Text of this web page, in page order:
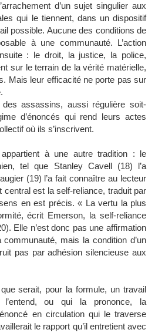
d’un sujet singulier aux
qui le tiennent, dans un dispositif
possible. Aucune des conditions de
à une communauté. L’action
: le droit, la justice, la police,
sur le terrain de la vérité matérielle,
Mais leur efficacité ne porte pas sur
des assassins, aussi régulière soit-
d’énoncés qui rend leurs actes
où ils s’inscrivent.
à une autre tradition : le
tel que Stanley Cavell (18) l’a
(19) l’a fait connaître au lecteur
central est la self-reliance, traduit par
en est précis. « La vertu la plus
écrit Emerson, la self-reliance
Elle n’est donc pas une affirmation
mais la condition d’un
pas par adhésion silencieuse aux
serait, pour la formule, un travail
ou qui la prononce, la
en circulation qui le traverse
le rapport qu’il entretient avec